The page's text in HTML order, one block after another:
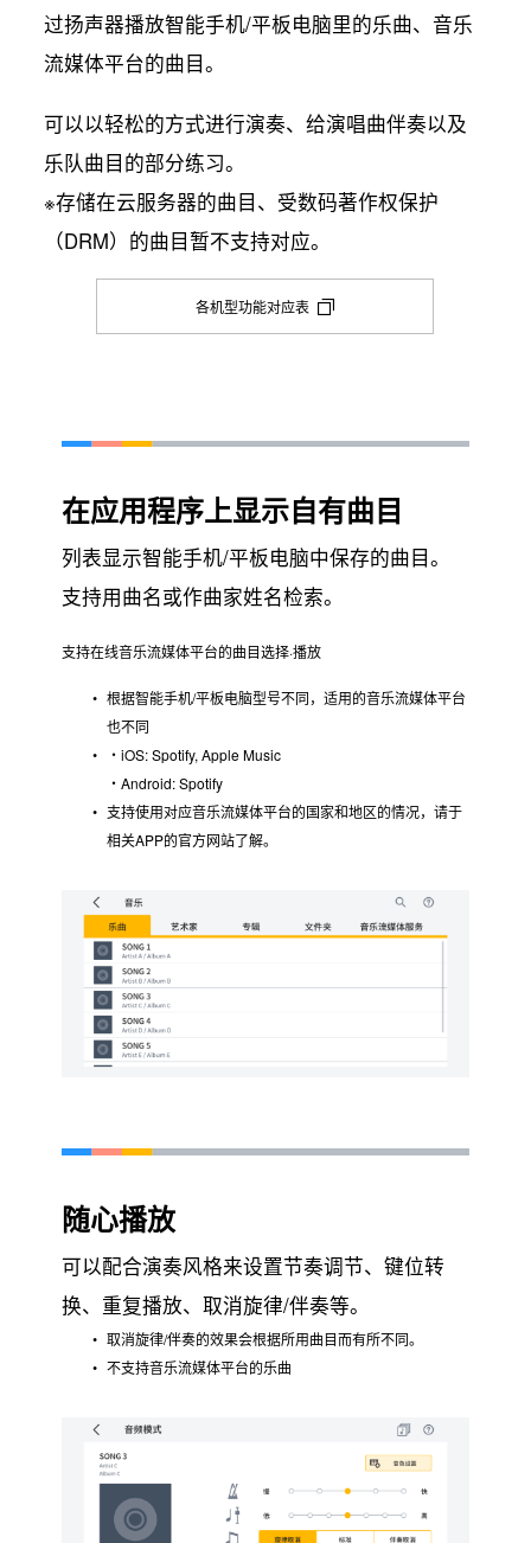
过扬声器播放智能手机/平板电脑里的乐曲、音乐
流媒体平台的曲目。
可以以轻松的方式进行演奏、给演唱曲伴奏以及
乐队曲目的部分练习。
※存储在云服务器的曲目、受数码著作权保护
（DRM）的曲目暂不支持对应。
各机型功能对应表
在应用程序上显示自有曲目
列表显示智能手机/平板电脑中保存的曲目。
支持用曲名或作曲家姓名检索。
支持在线音乐流媒体平台的曲目选择·播放
根据智能手机/平板电脑型号不同，适用的音乐流媒体平台
也不同
・iOS: Spotify, Apple Music
・Android: Spotify
支持使用对应音乐流媒体平台的国家和地区的情况，请于
相关APP的官方网站了解。
随心播放
可以配合演奏风格来设置节奏调节、键位转
换、重复播放、取消旋律/伴奏等。
取消旋律/伴奏的效果会根据所用曲目而有所不同。
不支持音乐流媒体平台的乐曲